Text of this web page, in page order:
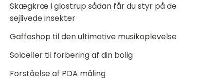
Skægkræ i glostrup sådan får du styr på de
sejlivede insekter
Gaffashop til den ultimative musikoplevelse
Solceller til forbering af din bolig
Forståelse af PDA måling